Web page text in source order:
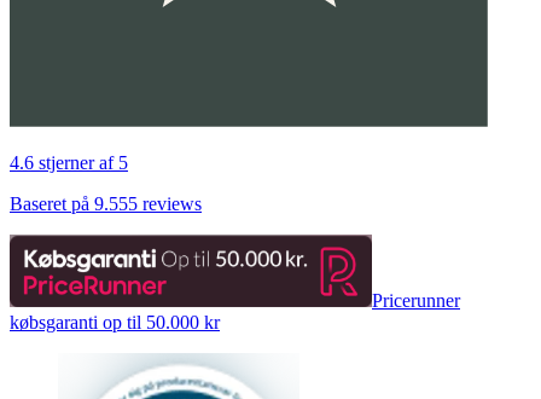
4.6 stjerner af 5
Baseret på 9.555 reviews
Pricerunner
købsgaranti op til 50.000 kr